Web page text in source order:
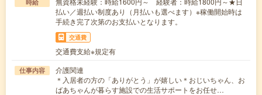
時給
払い／週払い制度あり（月払いも選べます）※稼働開始時は
手続き完了次第のお支払いとなります。
交通費
交通費支給※規定有
仕事内容
介護関連
＊入居者の方の「ありがとう」が嬉しい＊おじいちゃん、お
ばあちゃんが暮らす施設での生活サポートをお任せ…